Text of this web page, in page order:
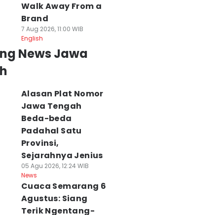
Walk Away From a
Brand
7 Aug 2026, 11:00 WIB
English
News Jawa
Alasan Plat Nomor
Jawa Tengah
Beda-beda
Padahal Satu
Provinsi,
Sejarahnya Jenius
05 Agu 2026, 12:24 WIB
News
Cuaca Semarang 6
Agustus: Siang
Terik Ngentang-